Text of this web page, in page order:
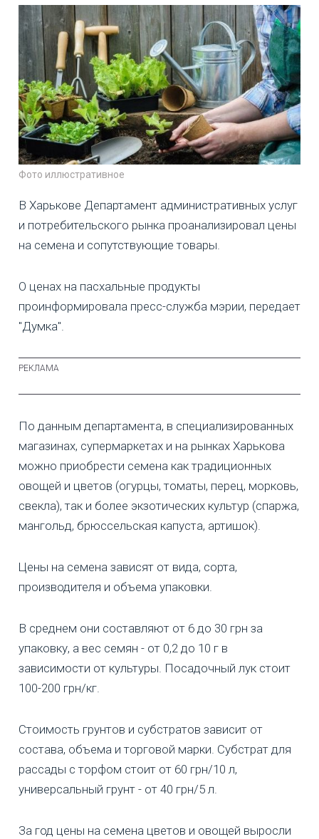
Фото иллюстративное
В Харькове Департамент административных услуг
и потребительского рынка проанализировал цены
на семена и сопутствующие товары.
О ценах на пасхальные продукты
проинформировала пресс-служба мэрии, передает
"Думка".
По данным департамента, в специализированных
магазинах, супермаркетах и на рынках Харькова
можно приобрести семена как традиционных
овощей и цветов (огурцы, томаты, перец, морковь,
свекла), так и более экзотических культур (спаржа,
мангольд, брюссельская капуста, артишок).
Цены на семена зависят от вида, сорта,
производителя и объема упаковки.
В среднем они составляют от 6 до 30 грн за
упаковку, а вес семян - от 0,2 до 10 г в
зависимости от культуры. Посадочный лук стоит
100-200 грн/кг.
Стоимость грунтов и субстратов зависит от
состава, объема и торговой марки. Субстрат для
рассады с торфом стоит от 60 грн/10 л,
универсальный грунт - от 40 грн/5 л.
За год цены на семена цветов и овощей выросли